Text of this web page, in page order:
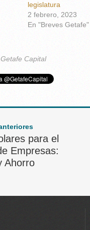
legislatura
2 febrero, 2023
En "Breves Getafe"
Capital
para el
Empresas:
Ahorro